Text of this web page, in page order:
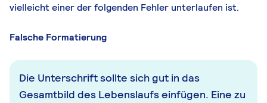
vielleicht einer der folgenden Fehler unterlaufen ist.
Falsche Formatierung
Die Unterschrift sollte sich gut in das
Gesamtbild des Lebenslaufs einfügen. Eine zu